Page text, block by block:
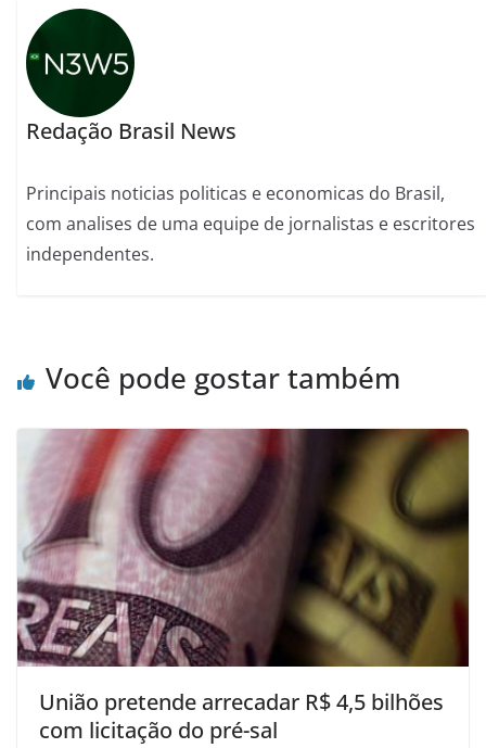
Redação Brasil News
Principais noticias politicas e economicas do Brasil,
com analises de uma equipe de jornalistas e escritores
independentes.
Você pode gostar também
União pretende arrecadar R$ 4,5 bilhões
com licitação do pré-sal